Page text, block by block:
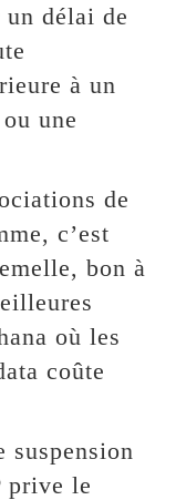
délai de
à un
une
de
c’est
bon à
où les
coûte
suspension
prive le